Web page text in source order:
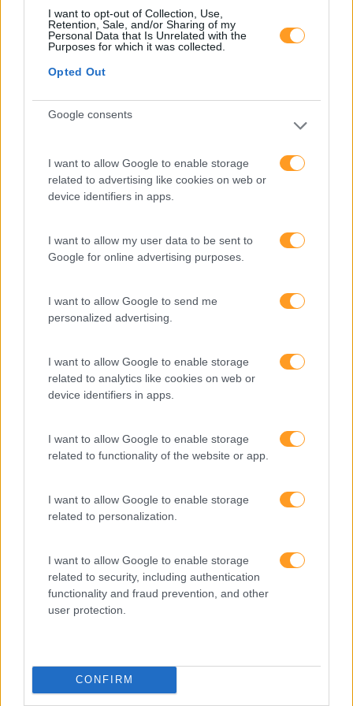
I want to opt-out of Collection, Use,
Retention, Sale, and/or Sharing of my
Personal Data that Is Unrelated with the
Purposes for which it was collected.
Opted Out
Google consents
I want to allow Google to enable storage
related to advertising like cookies on web or
device identifiers in apps.
I want to allow my user data to be sent to
Google for online advertising purposes.
I want to allow Google to send me
personalized advertising.
I want to allow Google to enable storage
related to analytics like cookies on web or
device identifiers in apps.
I want to allow Google to enable storage
related to functionality of the website or app.
I want to allow Google to enable storage
related to personalization.
I want to allow Google to enable storage
related to security, including authentication
functionality and fraud prevention, and other
user protection.
CONFIRM
O futuro dos líderes é
decidir com base em
dados e os dados
Fazer perguntas tira-nos
do piloto automático
“Formação em IA para
meter a mão na massa”
SKOLAE Formação, fala
sobre a Academia de
Formações ajustadas
ao seu negócio
FORMAÇÕES À